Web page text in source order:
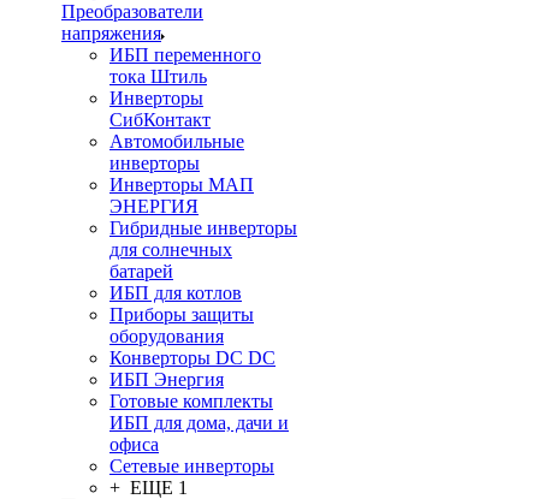
Преобразователи
напряжения
ИБП переменного
тока Штиль
Инверторы
СибКонтакт
Автомобильные
инверторы
Инверторы МАП
ЭНЕРГИЯ
Гибридные инверторы
для солнечных
батарей
ИБП для котлов
Приборы защиты
оборудования
Конверторы DC DC
ИБП Энергия
Готовые комплекты
ИБП для дома, дачи и
офиса
Сетевые инверторы
+ ЕЩЕ 1